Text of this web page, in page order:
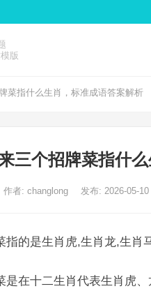
版
菜指什么生肖，标准成语答案解析
三个招牌菜指什
作者: changlong 发布: 2026-05-
指的是生肖虎,生肖龙,生肖
是在十二生肖代表生肖虎